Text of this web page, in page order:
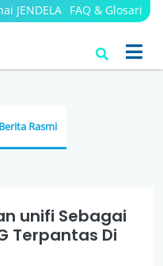
JENDELA FAQ & Glosari
Berita Rasmi
unifi Sebagai
Terpantas Di